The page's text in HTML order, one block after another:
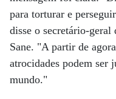
para torturar e
disse o secretário-
Sane. "A partir de
atrocidades podem ser
mundo."